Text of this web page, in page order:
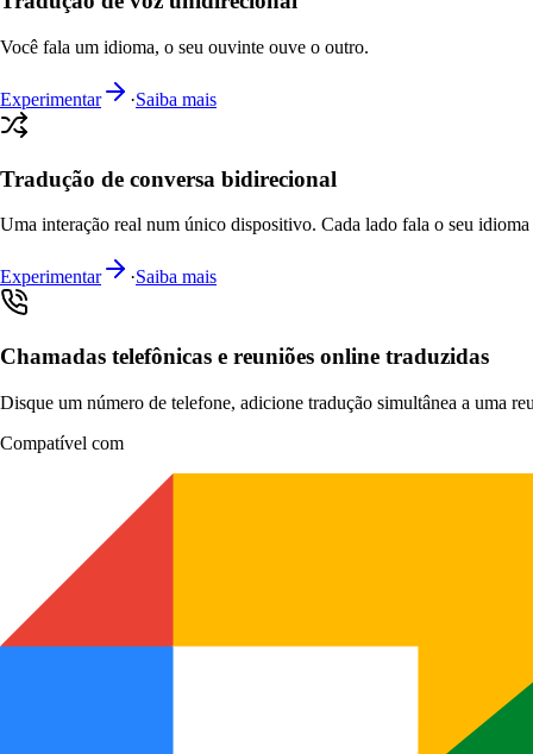
Você fala um idioma, o seu ouvinte ouve o outro.
Experimentar ·Saiba mais
Tradução de conversa bidirecional
Uma interação real num único dispositivo. Cada lado fala o seu
Experimentar ·Saiba mais
Chamadas telefônicas e reuniões online traduzidas
Disque um número de telefone, adicione tradução simultânea a uma
Compatível com